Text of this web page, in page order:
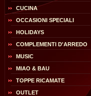
CUCINA
OCCASIONI SPECIALI
HOLIDAYS
COMPLEMENTI D'ARREDO
MUSIC
MIAO & BAU
TOPPE RICAMATE
OUTLET